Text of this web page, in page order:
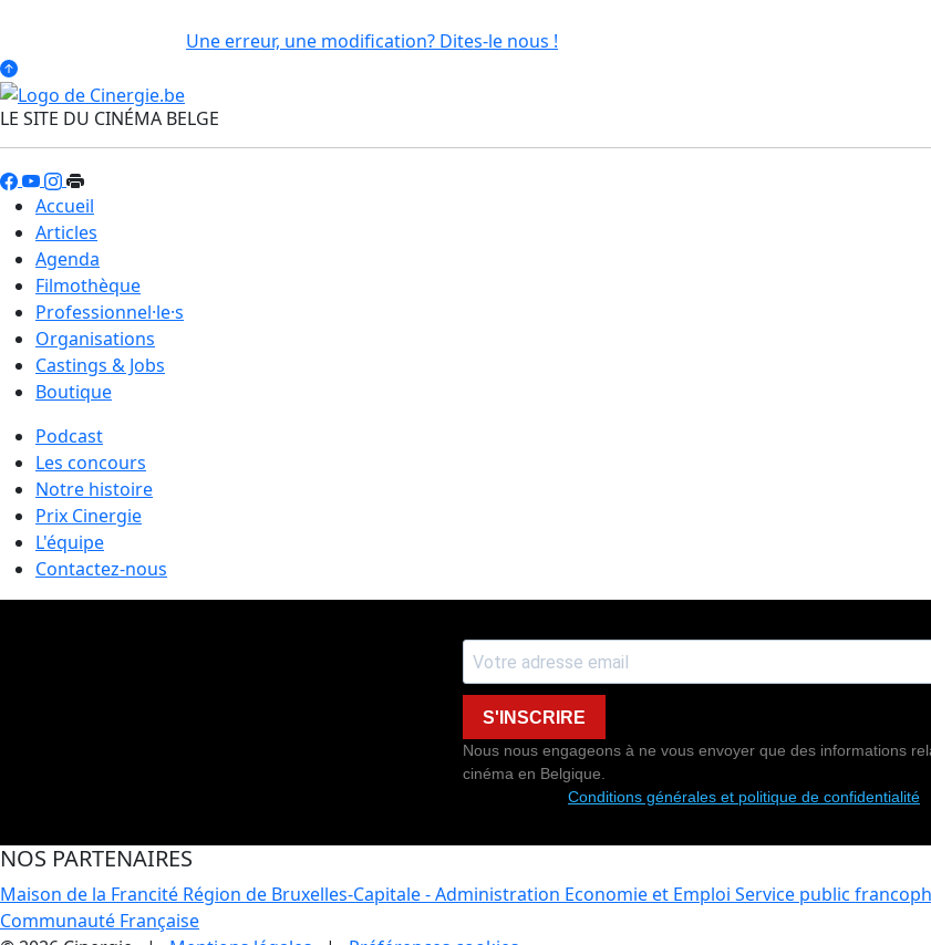
Une erreur, une modification? Dites-le nous !
LE SITE DU CINÉMA BELGE
Accueil
Articles
Agenda
Filmothèque
Professionnel·le·s
Organisations
Castings & Jobs
Boutique
Podcast
Les concours
Notre histoire
Prix Cinergie
L'équipe
Contactez-nous
S'INSCRIRE
Nous nous engageons à ne vous envoyer que des informations
cinéma en Belgique.
Conditions générales et politique de confidentialité
NOS PARTENAIRES
Maison de la Francité Région de Bruxelles-Capitale - Administration Economie et Emploi Service public
Communauté Française